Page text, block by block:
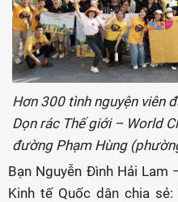
Hơn 300 tình nguyện viên
Dọn rác Thế giới – World
đường Phạm Hùng
Bạn Nguyễn Đình Hải Lam
Kinh tế Quốc dân chia